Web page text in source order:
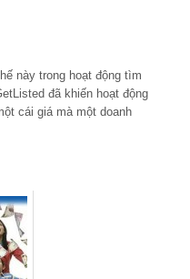
này trong hoạt động tìm
đã khiến hoạt động
cái giá mà một doanh